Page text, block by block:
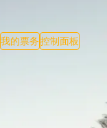
我的票务控制面板